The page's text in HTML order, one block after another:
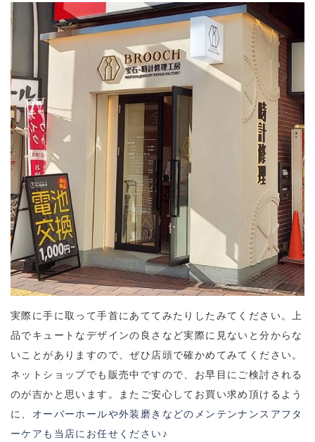
実際に手に取って手首にあててみたりしたみてください。上
品でキュートなデザインの良さなど実際に見ないと分からな
いことがありますので、ぜひ店頭で確かめてみてください。
ネットショップでも販売中ですので、お早目にご検討される
のが吉かと思います。またご安心してお買い求め頂けるよう
に、 オーバーホールや外装磨きなどのメンテンナンスアフタ
ーケアも当店にお任せください♪